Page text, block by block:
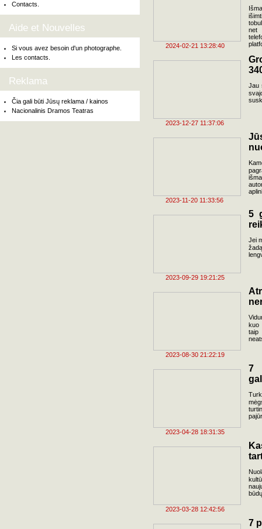
Contacts.
Aide et Nouvelles
Si vous avez besoin d'un photographe.
Les contacts.
Reklama
Čia gali būti Jūsų reklama / kainos
Nacionalinis Dramos Teatras
2024-02-21 13:28:40
net
2023-12-27 11:37:06
Jau
2023-11-20 11:33:56
2023-09-29 19:21:25
5
Jei
2023-08-30 21:22:19
kuo
taip
2023-04-28 18:31:35
7
2023-03-28 12:42:56
7